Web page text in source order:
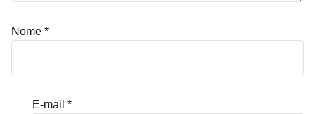
Nome *
E-mail *